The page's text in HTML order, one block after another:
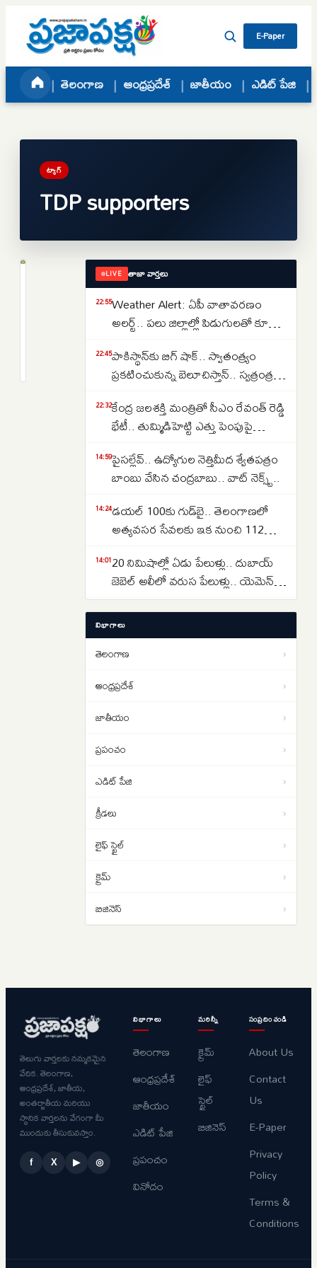
Skip to content
E-Paper
తెలంగాణ ఆంధ్రప్రదేశ్ జాతీయం ఎడిట్ పేజి
ట్యాగ్
TDP supporters
LIVE తాజా వార్తలు
22:55Weather Alert: ఏపీ వాతావరణం
అలర్ట్.. పలు జిల్లాల్లో పిడుగులతో కూడిన
హెచ్చరిక..
22:45పాకిస్థాన్‌కు బిగ్ షాక్.. స్వాతంత్య్రం
ప్రకటించుకున్న బెలూచిస్తాన్.. స్వత్రంత్ర
22:32కేంద్ర జలశక్తి మంత్రితో సీఎం రేవంత్ రెడ్డి
భేటీ.. తుమ్మిడిహెట్టి ఎత్తు పెంపుపై
14:59పైసల్లేవ్.. ఉద్యోగుల నెత్తిమీద శ్వేతపత్రం
బాంబు వేసిన చంద్రబాబు.. వాట్ నెక్స్ట్..
14:24డయల్ 100కు గుడ్‌బై.. తెలంగాణలో
అత్యవసర సేవలకు ఇక నుంచి 112
14:0120 నిమిషాల్లో ఏడు పేలుళ్లు.. దుబాయ్
జెబెల్ అలీలో వరుస పేలుళ్లు.. యెమెన్
క్షిపణి దాడి అనుమానాలు!
12:14Hyderabad Horror: ఐడీ ప్రూఫ్ అడిగిన
హోటల్ సిబ్బందిపై కర్రలతో దాడి..
వీడియో ఇదిగో..
Repo Rate Unchanged: లోన్
తీసుకున్నవారికి గుడ్ న్యూస్.. రెపో
విభాగాలు
తెలంగాణ ›
ఆంధ్రప్రదేశ్ ›
జాతీయం ›
ప్రపంచం ›
ఎడిట్ పేజి ›
క్రీడలు ›
లైఫ్ స్టైల్ ›
క్రైమ్ ›
బిజినెస్ ›
తెలుగు వార్తలకు నమ్మకమైన
వేదిక. తెలంగాణ,
ఆంధ్రప్రదేశ్, జాతీయ,
అంతర్జాతీయ మరియు
స్థానిక వార్తలను వేగంగా మీ
ముందుకు తీసుకువస్తాం.
f X ▶ ◎
విభాగాలు
తెలంగాణ
ఆంధ్రప్రదేశ్
జాతీయం
ఎడిట్ పేజి
ప్రపంచం
వినోదం
మరిన్నీ
క్రైమ్
లైఫ్
స్టైల్
బిజినెస్
సంప్రదించండి
About Us
Contact
Us
E-Paper
Privacy
Policy
Terms &
Conditions